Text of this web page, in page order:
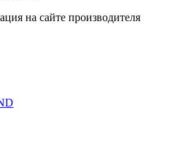
на сайте производителя